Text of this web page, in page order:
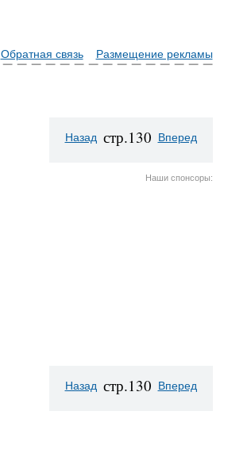
Обратная связь Размещение рекламы
Назад стр.130 Вперед
Наши спонсоры:
Назад стр.130 Вперед